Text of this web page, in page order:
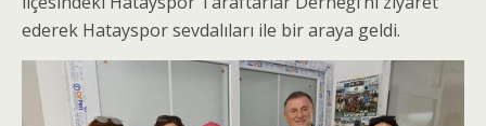
ederek Hatayspor sevdalıları ile bir araya geldi.